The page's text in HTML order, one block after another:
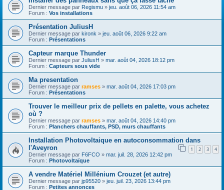
Dernier message par Regismu » jeu. août 06, 2026 11:54 am
Forum : Vos installations
Présentation JuliusH
Dernier message par kironk » jeu. août 06, 2026 9:22 am
Forum : Présentations
Capteur marque Thunder
Dernier message par JuliusH » mar. août 04, 2026 18:12 pm
Forum : Capteurs sous vide
Ma presentation
Dernier message par ramses » mar. août 04, 2026 17:03 pm
Forum : Présentations
Trouver le meilleur prix de pellets en palette, vous achetez
où ?
Dernier message par ramses » mar. août 04, 2026 14:40 pm
Forum : Planchers chauffants, PSD, murs chauffants
Installation Photovoltaique en autoconsommation dans
l'Aveyron
1 2 3 4
Dernier message par F6FCO » mar. juil. 28, 2026 12:42 pm
Forum : Photovoltaïque
A vendre Matériel Millénium Crouzet (et autre)
Dernier message par jp95520 » jeu. juil. 23, 2026 13:44 pm
Forum : Petites annonces